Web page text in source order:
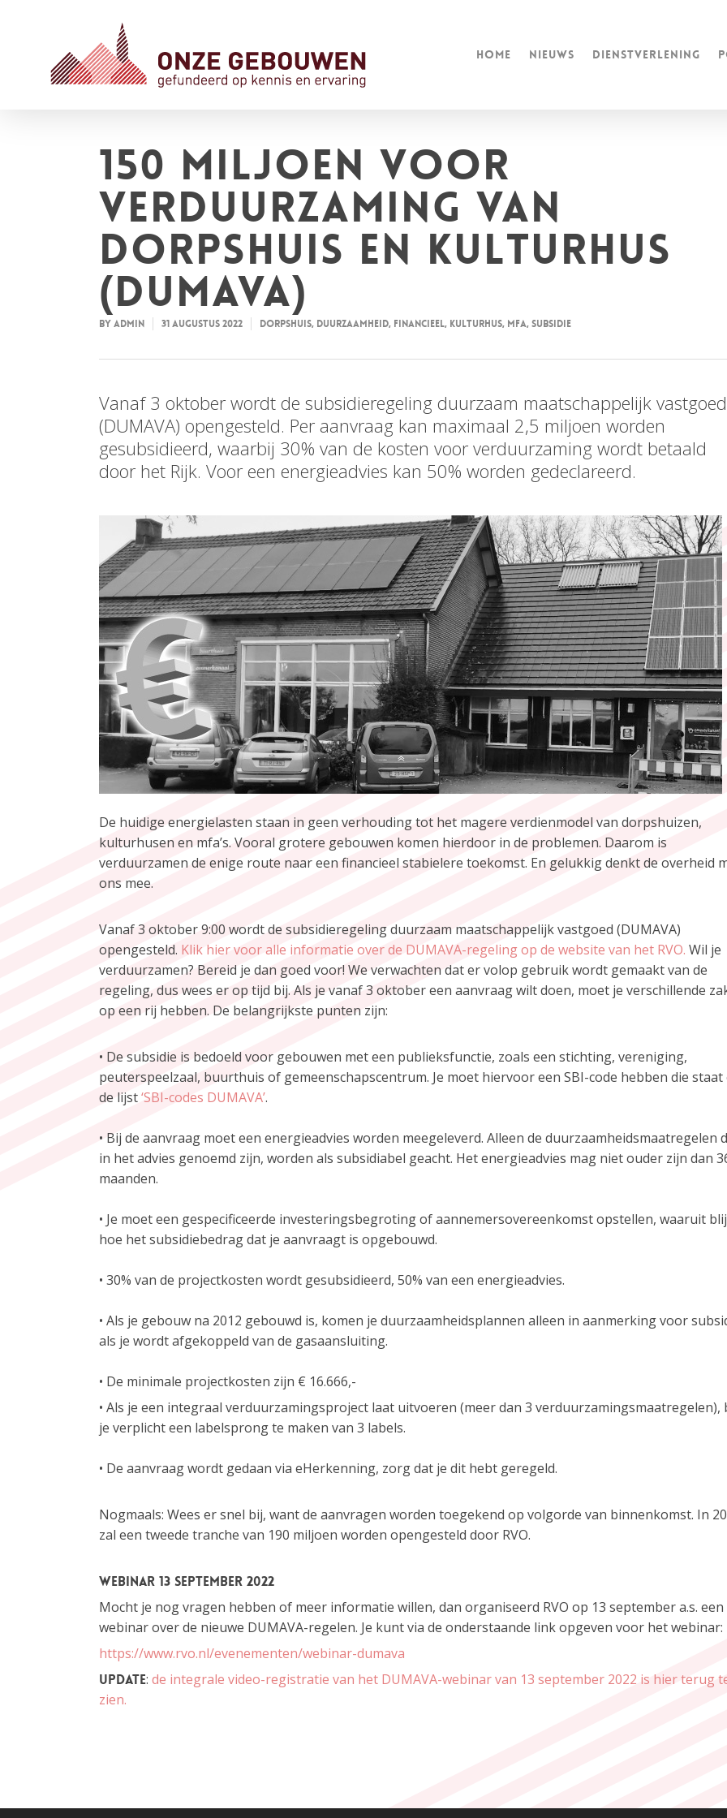
Home Nieuws Dienstverlening
150 miljoen voor
verduurzaming van
dorpshuis en kulturhus
(DUMAVA)
Byadmin 31 augustus 2022 Dorpshuis, Duurzaamheid, Financieel, kulturhus, MFA,subsidie
Vanaf 3 oktober wordt de subsidieregeling duurzaam maatschappelijk vastgoed
(DUMAVA) opengesteld. Per aanvraag kan maximaal 2,5 miljoen worden
gesubsidieerd, waarbij 30% van de kosten voor verduurzaming wordt betaald
door het Rijk. Voor een energieadvies kan 50% worden gedeclareerd.
De huidige energielasten staan in geen verhouding tot het magere verdienmodel van dorpshuizen,
kulturhusen en mfa’s. Vooral grotere gebouwen komen hierdoor in de problemen. Daarom is
verduurzamen de enige route naar een financieel stabielere toekomst. En gelukkig denkt de overheid
ons mee.
Vanaf 3 oktober 9:00 wordt de subsidieregeling duurzaam maatschappelijk vastgoed (DUMAVA)
opengesteld. Klik hier voor alle informatie over de DUMAVA-regeling op de website van het RVO. Wil je
verduurzamen? Bereid je dan goed voor! We verwachten dat er volop gebruik wordt gemaakt van de
regeling, dus wees er op tijd bij. Als je vanaf 3 oktober een aanvraag wilt doen, moet je verschillende
op een rij hebben. De belangrijkste punten zijn:
• De subsidie is bedoeld voor gebouwen met een publieksfunctie, zoals een stichting, vereniging,
peuterspeelzaal, buurthuis of gemeenschapscentrum. Je moet hiervoor een SBI-code hebben die staat
de lijst‘SBI-codes DUMAVA’.
• Bij de aanvraag moet een energieadvies worden meegeleverd. Alleen de duurzaamheidsmaatregelen
in het advies genoemd zijn, worden als subsidiabel geacht. Het energieadvies mag niet ouder zijn dan
maanden.
• Je moet een gespecificeerde investeringsbegroting of aannemersovereenkomst opstellen, waaruit
hoe het subsidiebedrag dat je aanvraagt is opgebouwd.
• 30% van de projectkosten wordt gesubsidieerd, 50% van een energieadvies.
• Als je gebouw na 2012 gebouwd is, komen je duurzaamheidsplannen alleen in aanmerking voor
als je wordt afgekoppeld van de gasaansluiting.
• De minimale projectkosten zijn € 16.666,-
• Als je een integraal verduurzamingsproject laat uitvoeren (meer dan 3 verduurzamingsmaatregelen),
je verplicht een labelsprong te maken van 3 labels.
• De aanvraag wordt gedaan via eHerkenning, zorg dat je dit hebt geregeld.
Nogmaals: Wees er snel bij, want de aanvragen worden toegekend op volgorde van binnenkomst. In
zal een tweede tranche van 190 miljoen worden opengesteld door RVO.
Webinar 13 september 2022
Mocht je nog vragen hebben of meer informatie willen, dan organiseerd RVO op 13 september a.s. een
webinar over de nieuwe DUMAVA-regelen. Je kunt via de onderstaande link opgeven voor het webinar:
https://www.rvo.nl/evenementen/webinar-dumava
UPDATE: de integrale video-registratie van het DUMAVA-webinar van 13 september 2022 is hier terug
zien.